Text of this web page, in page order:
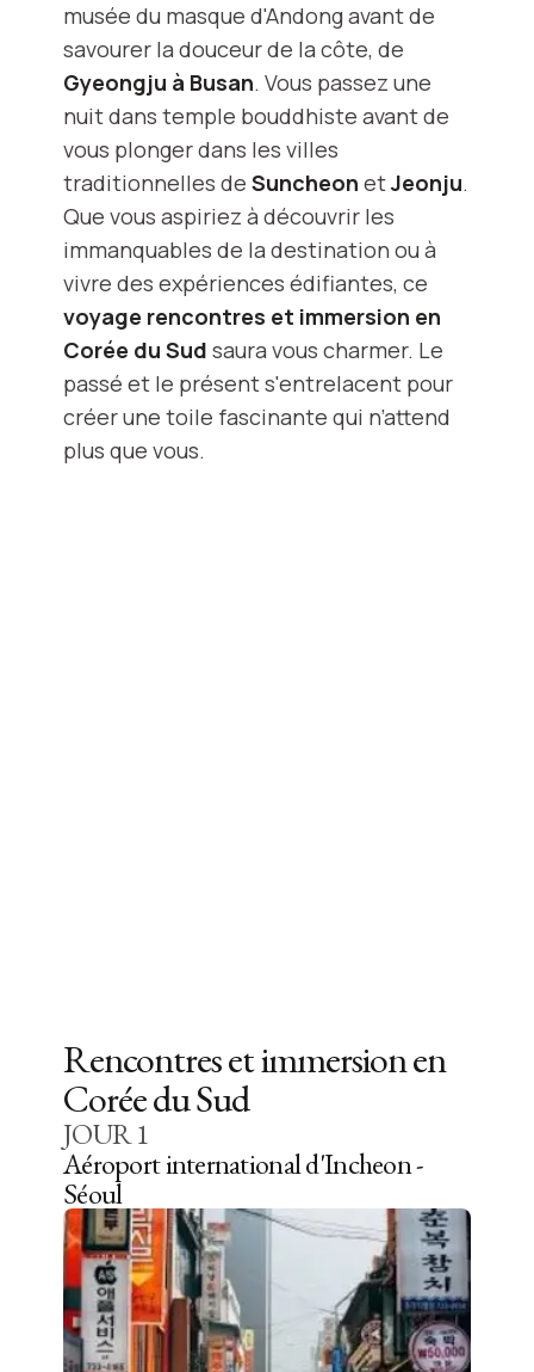
musée du masque d'Andong avant de
savourer la douceur de la côte, de
Gyeongju à Busan. Vous passez une
nuit dans temple bouddhiste avant de
vous plonger dans les villes
traditionnelles de Suncheon etJeonju.
Que vous aspiriez à découvrir les
immanquables de la destination ou à
vivre des expériences édifiantes, ce
voyage rencontres et immersion en
Corée du Sud saura vous charmer. Le
passé et le présent s'entrelacent pour
créer une toile fascinante qui n’attend
plus que vous.
Rencontres et immersion en
Corée du Sud
JOUR1
Aéroport international d'Incheon -
Séoul